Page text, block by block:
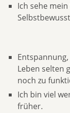
Ich sehe
Leben selten
noch zu
Ich bin viel
früher.